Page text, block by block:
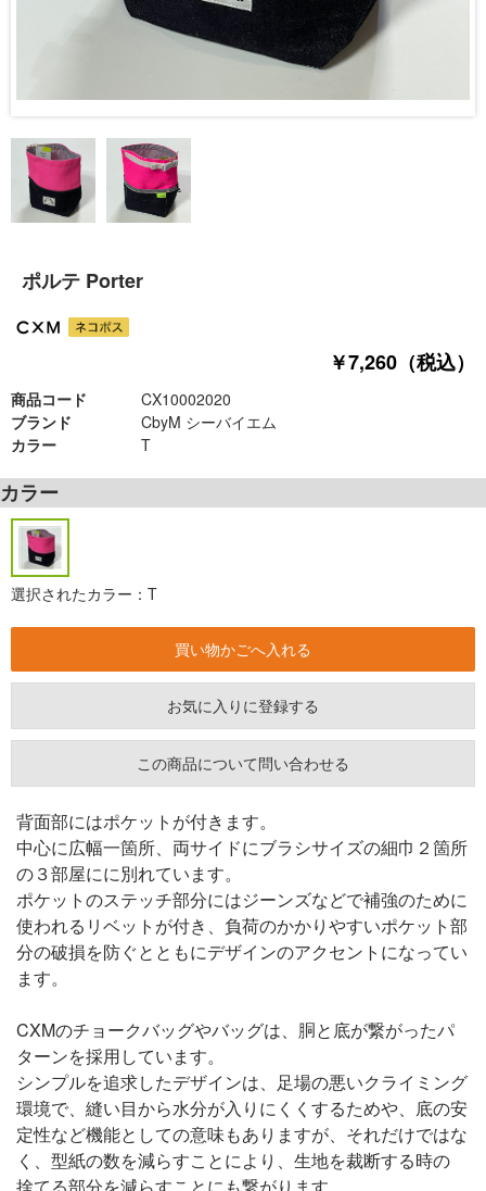
ポルテ Porter
￥7,260（税込）
商品コード
CX10002020
ブランド
CbyM シーバイエム
カラー
T
カラー
選択されたカラー：T
お気に入りに登録する
この商品について問い合わせる
背面部にはポケットが付きます。
中心に広幅一箇所、両サイドにブラシサイズの細巾２箇所
の３部屋にに別れています。
ポケットのステッチ部分にはジーンズなどで補強のために
使われるリベットが付き、負荷のかかりやすいポケット部
分の破損を防ぐとともにデザインのアクセントになってい
ます。
CXMのチョークバッグやバッグは、胴と底が繋がったパ
ターンを採用しています。
シンプルを追求したデザインは、足場の悪いクライミング
環境で、縫い目から水分が入りにくくするためや、底の安
定性など機能としての意味もありますが、それだけではな
く、型紙の数を減らすことにより、生地を裁断する時の